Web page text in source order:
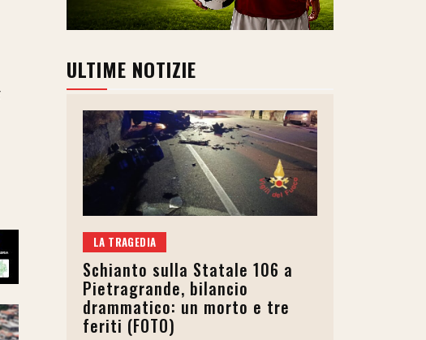
ULTIME NOTIZIE
LA TRAGEDIA
Schianto sulla Statale 106 a
Pietragrande, bilancio
drammatico: un morto e tre
feriti (FOTO)